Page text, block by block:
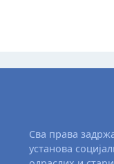
Сва права
установа